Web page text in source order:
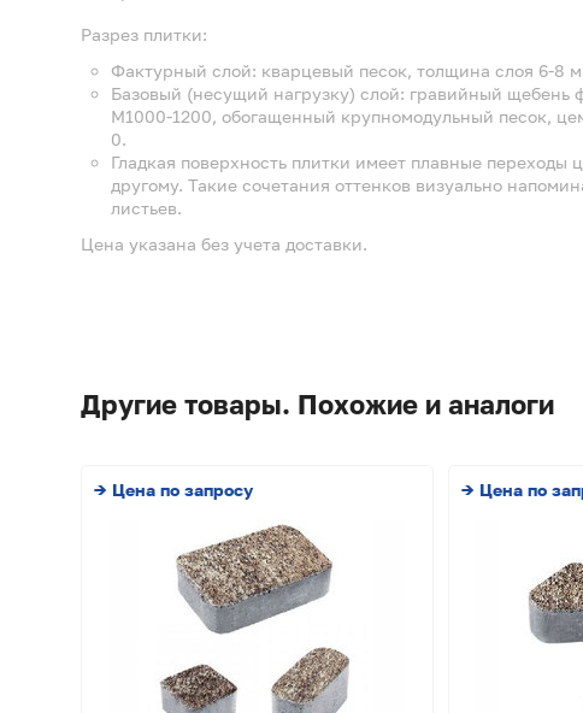
Разрез плитки:
Фактурный слой: кварцевый песок, толщина слоя 6-8
Базовый (несущий нагрузку) слой: гравийный щебень
М1000-1200, обогащенный крупномодульный песок,
0.
Гладкая поверхность плитки имеет плавные переходы
другому. Такие сочетания оттенков визуально
листьев.
Цена указана без учета доставки.
Другие товары. Похожие и аналоги
→ Цена по запросу → Цена по